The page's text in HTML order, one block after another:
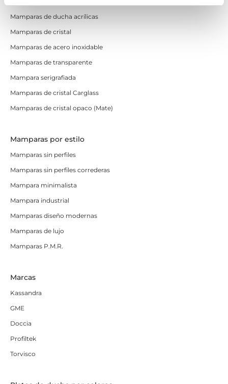
Mamparas de ducha acrílicas
Mamparas de cristal
Mamparas de acero inoxidable
Mamparas de transparente
Mampara serigrafiada
Mamparas de cristal Carglass
Mamparas de cristal opaco (Mate)
Mamparas por estilo
Mamparas sin perfiles
Mamparas sin perfiles correderas
Mampara minimalista
Mampara industrial
Mamparas diseño modernas
Mamparas de lujo
Mamparas P.M.R.
Marcas
Kassandra
GME
Doccia
Profiltek
Torvisco